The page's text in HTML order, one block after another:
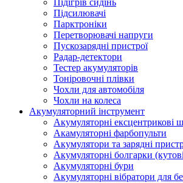
Підігрів сидінь
Підсилювачі
Парктроніки
Перетворювачі напруги
Пускозарядні пристрої
Радар-детектори
Тестер акумуляторів
Тоніровочні плівки
Чохли для автомобіля
Чохли на колеса
Акумуляторний інструмент
Акумуляторні ексцентрикові
Акамуляторні фарбопульти
Акумулятори та зарядні
Акумуляторні болгарки
Акумуляторні бури
Акумуляторні вібратори для